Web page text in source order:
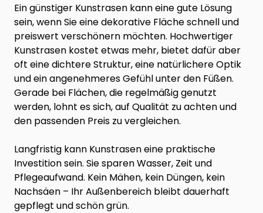
Ein günstiger Kunstrasen kann eine gute Lösung
sein, wenn Sie eine dekorative Fläche schnell und
preiswert verschönern möchten. Hochwertiger
Kunstrasen kostet etwas mehr, bietet dafür aber
oft eine dichtere Struktur, eine natürlichere Optik
und ein angenehmeres Gefühl unter den Füßen.
Gerade bei Flächen, die regelmäßig genutzt
werden, lohnt es sich, auf Qualität zu achten und
den passenden Preis zu vergleichen.
Langfristig kann Kunstrasen eine praktische
Investition sein. Sie sparen Wasser, Zeit und
Pflegeaufwand. Kein Mähen, kein Düngen, kein
Nachsäen – Ihr Außenbereich bleibt dauerhaft
gepflegt und schön grün.